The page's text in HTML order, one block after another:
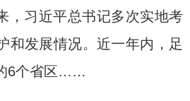
，习近平总书记多次实地考
和发展情况。近一年内，足
6个省区……